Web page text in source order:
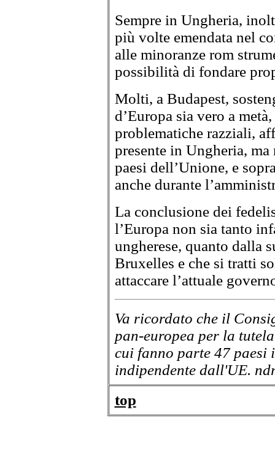
Sempre in Ungheria,
più volte emendata nel
alle minoranze rom
possibilità di fondare
Molti, a Budapest,
d’Europa sia vero a
problematiche razziali,
presente in Ungheria,
paesi dell’Unione, e
anche durante
La conclusione dei
l’Europa non sia tanto
ungherese, quanto dalla
Bruxelles e che si tratti
attaccare l’attuale
Va ricordato che il
pan-europea per la
cui fanno parte 47 paesi
indipendente dall'UE.
top